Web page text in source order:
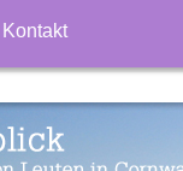
Kontakt